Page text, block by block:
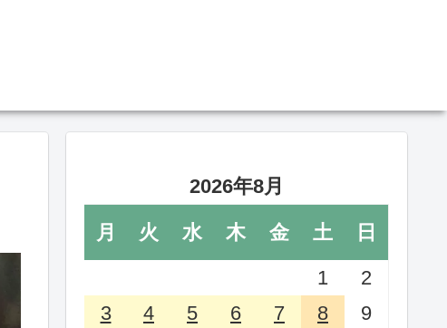
2026年8月
月 火 水 木 金 土
日
1
2
3
4 5 6 7 8
9